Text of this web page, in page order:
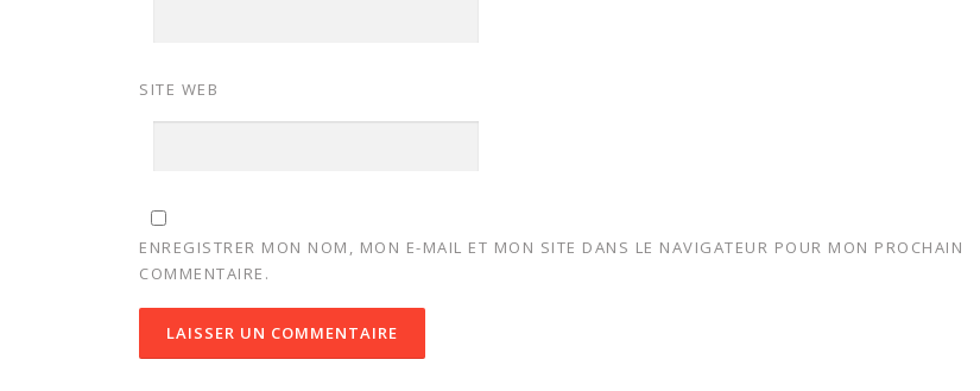
SITE WEB
ENREGISTRER MON NOM, MON E-MAIL ET MON SITE DANS LE NAVIGATEUR POUR MON PROCHAIN
COMMENTAIRE.